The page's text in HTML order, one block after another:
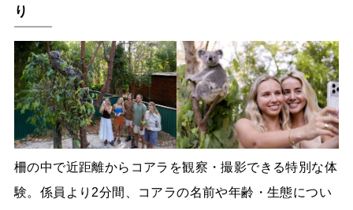
り
柵の中で近距離からコアラを観察・撮影できる特別な体
験。係員より2分間、コアラの名前や年齢・生態につい